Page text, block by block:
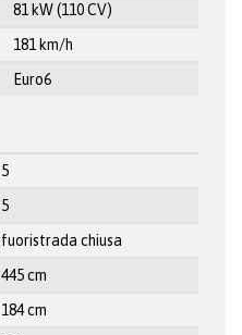
81 kW (110 CV)
181 km/h
Euro6
5
5
fuoristrada chiusa
445 cm
184 cm